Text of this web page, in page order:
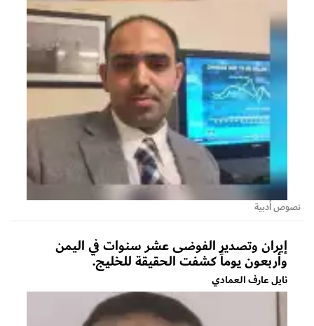
نصوص أدبية
إيران وتصدير الفوضى عشر سنوات في اليمن
وأربعون يوماً كشفت الحقيقة للخليج.
نايل عارف العمادي